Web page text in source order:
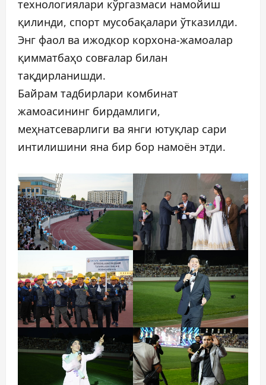
технологиялари кўргазмаси намойиш
қилинди, спорт мусобақалари ўтказилди.
Энг фаол ва ижодкор корхона-жамоалар
қимматбаҳо совғалар билан
тақдирланишди.
Байрам тадбирлари комбинат
жамоасининг бирдамлиги,
меҳнатсеварлиги ва янги ютуқлар сари
интилишини яна бир бор намоён этди.